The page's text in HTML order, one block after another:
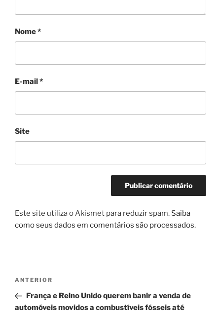
Nome*
E-mail *
Site
Este site utiliza o Akismet para reduzir spam. Saiba
como seus dados em comentários são processados.
Navegação
Post
Post
anterior
ANTERIOR
França e Reino Unido querem banir a venda de
automóveis movidos a combustíveis fósseis até